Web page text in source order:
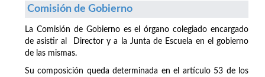
Comisión de Gobierno
La Comisión de Gobierno es el órgano colegiado encargado
de asistir al Director y a la Junta de Escuela en el gobierno
de las mismas.
Su composición queda determinada en el artículo 53 de los